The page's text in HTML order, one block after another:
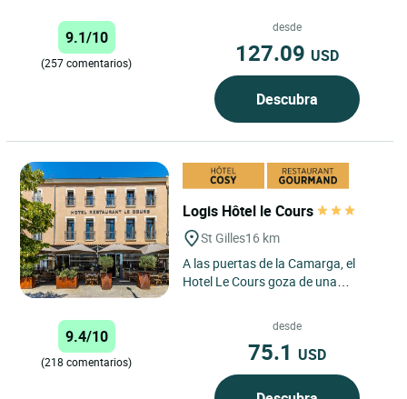
dos pasos de las famosas...
9.1/10
(257 comentarios)
desde
127.09 USD
Descubra
Logis Hôtel le Cours
St Gilles16 km
A las puertas de la Camarga, el
Hotel Le Cours goza de una
de Arles, famosa por sus...
9.4/10
(218 comentarios)
desde
75.1 USD